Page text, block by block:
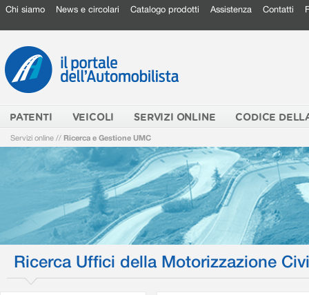
Chi siamo News e circolari Catalogo prodotti Assistenza Contatti
PATENTI VEICOLI SERVIZI ONLINE CODICE
Servizi online // Ricerca e Gestione UMC
Ricerca Uffici della Motorizzazione